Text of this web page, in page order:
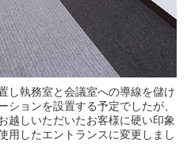
し執務室と会議室への導線を儲け
ションを設置する予定でしたが、
越しいただいたお客様に硬い印象
用したエントランスに変更しまし